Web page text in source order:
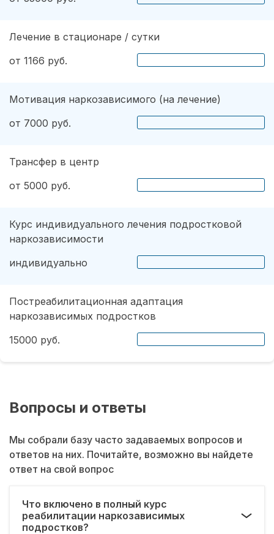
Лечение в стационаре / сутки
от 1166 руб.
Мотивация наркозависимого (на лечение)
от 7000 руб.
Трансфер в центр
от 5000 руб.
Курс индивидуального лечения подростковой
наркозависимости
индивидуально
Постреабилитационная адаптация
наркозависимых подростков
15000 руб.
Вопросы и ответы
Мы собрали базу часто задаваемых вопросов и
ответов на них. Почитайте, возможно вы найдете
ответ на свой вопрос
Что включено в полный курс
реабилитации наркозависимых
подростков?